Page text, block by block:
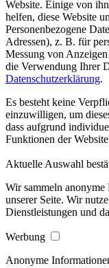
Website. Einige von
helfen, diese Website
Personenbezogene
Adressen), z. B. für
Messung von
die Verwendung Ihrer
Datenschutzerklärung.
Es besteht keine
einzuwilligen, um
dass aufgrund
Funktionen der
Aktuelle Auswahl
Wir sammeln
unserer Seite. Wir
Dienstleistungen und
Werbung
Anonyme